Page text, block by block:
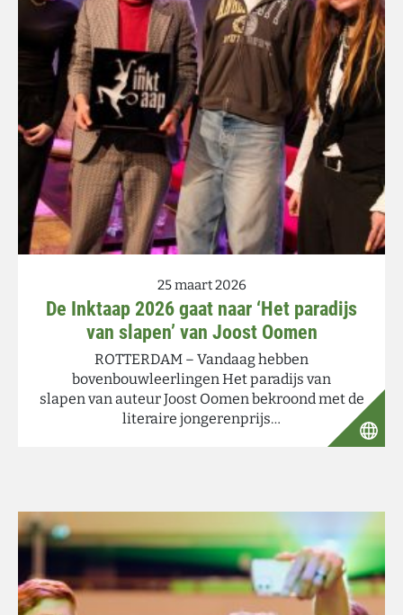
25 maart 2026
De Inktaap 2026 gaat naar ‘Het paradijs
van slapen’ van Joost Oomen
ROTTERDAM – Vandaag hebben
bovenbouwleerlingen Het paradijs van
slapen van auteur Joost Oomen bekroond met de
literaire jongerenprijs…